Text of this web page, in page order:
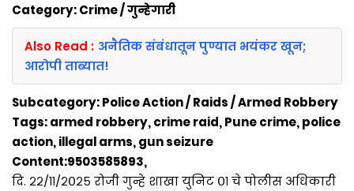
Category: Crime / गुन्हेगारी
Also Read : अनैतिक संबंधातून पुण्यात भयंकर खून;
आरोपी ताब्यात!
Subcategory: Police Action / Raids / Armed Robbery
Tags: armed robbery, crime raid, Pune crime, police
action, illegal arms, gun seizure
Content:9503585893,
दि. २२/११/२०२५ रोजी गुन्हे शाखा युनिट ०१ चे पोलीस अधिकारी